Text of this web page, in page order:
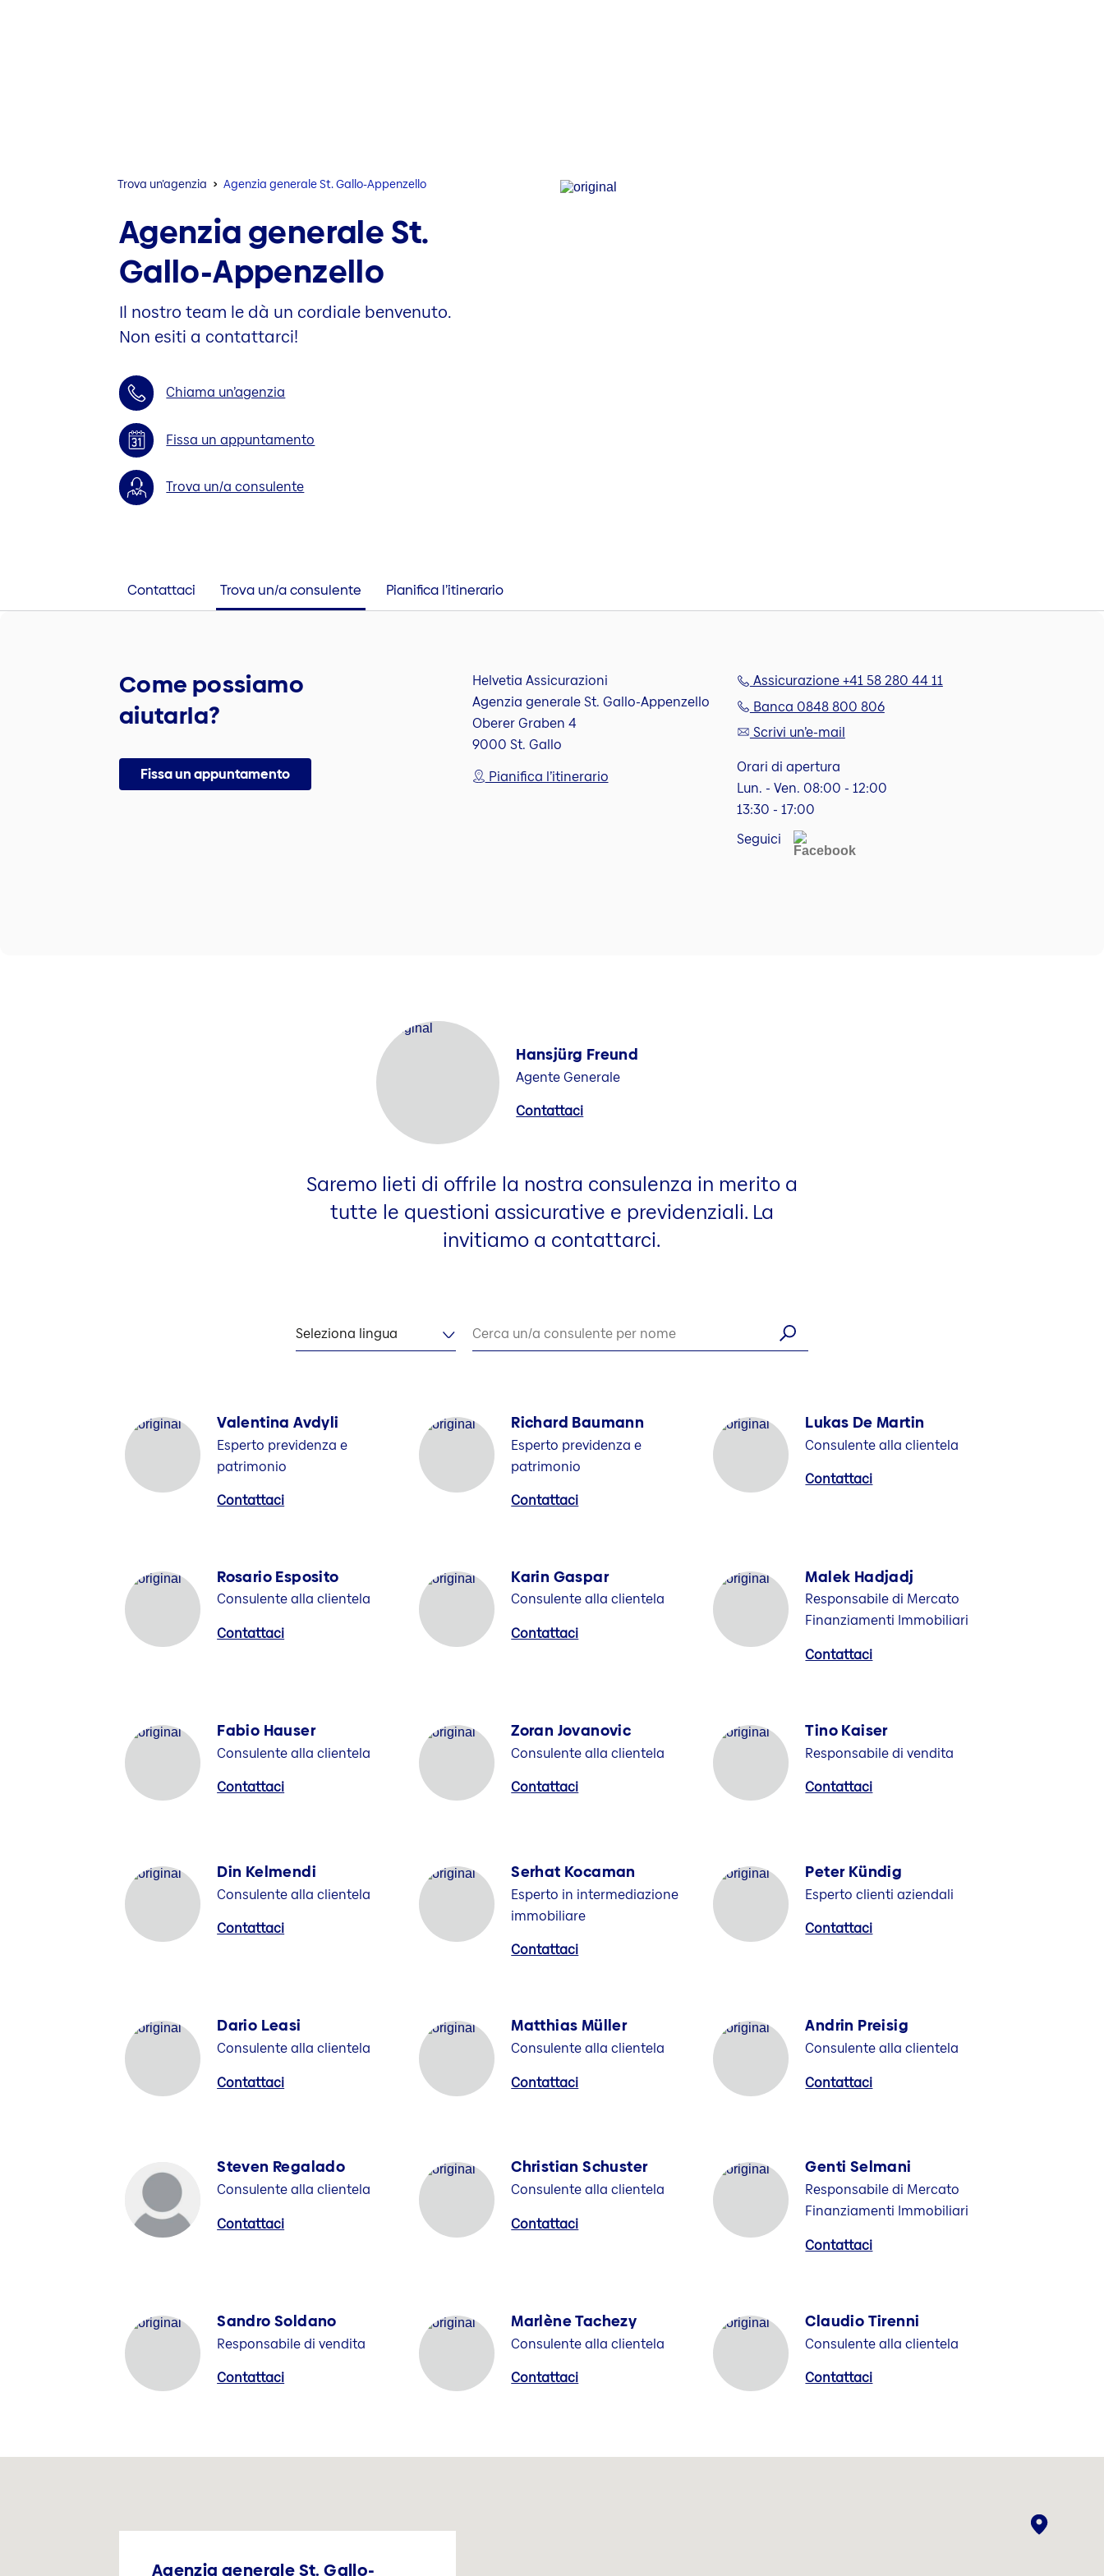
Trova un’agenzia Agenzia generale St. Gallo-Appenzello
Agenzia generale St.
Gallo-Appenzello
Il nostro team le dà un cordiale benvenuto.
Non esiti a contattarci!
Chiama un’agenzia
Fissa un appuntamento
Trova un/a consulente
Contattaci Trova un/a consulente Pianifica l’itinerario
Come possiamo
aiutarla?
Fissa un appuntamento
Helvetia Assicurazioni
Agenzia generale St. Gallo-Appenzello
Oberer Graben 4
9000 St. Gallo
Pianifica l’itinerario
Assicurazione +41 58 280 44 11
Banca 0848 800 806
Scrivi un’e-mail
Orari di apertura
Lun. - Ven. 08:00 - 12:00
13:30 - 17:00
Seguici
Hansjürg Freund
Agente Generale
Contattaci
Saremo lieti di offrile la nostra consulenza in merito a
tutte le questioni assicurative e previdenziali. La
invitiamo a contattarci.
Seleziona lingua Cerca un/a consulente per nome
Valentina Avdyli
Esperto previdenza e
patrimonio
Contattaci
Richard Baumann
Esperto previdenza e
patrimonio
Contattaci
Lukas De Martin
Consulente alla clientela
Contattaci
Rosario Esposito
Consulente alla clientela
Contattaci
Karin Gaspar
Consulente alla clientela
Contattaci
Malek Hadjadj
Responsabile di Mercato
Finanziamenti Immobiliari
Contattaci
Fabio Hauser
Consulente alla clientela
Contattaci
Zoran Jovanovic
Consulente alla clientela
Contattaci
Tino Kaiser
Responsabile di vendita
Contattaci
Din Kelmendi
Consulente alla clientela
Contattaci
Serhat Kocaman
Esperto in intermediazione
immobiliare
Contattaci
Peter Kündig
Esperto clienti aziendali
Contattaci
Dario Leasi
Consulente alla clientela
Contattaci
Matthias Müller
Consulente alla clientela
Contattaci
Andrin Preisig
Consulente alla clientela
Contattaci
Steven Regalado
Consulente alla clientela
Contattaci
Christian Schuster
Consulente alla clientela
Contattaci
Genti Selmani
Responsabile di Mercato
Finanziamenti Immobiliari
Contattaci
Sandro Soldano
Responsabile di vendita
Contattaci
Marlène Tachezy
Consulente alla clientela
Contattaci
Claudio Tirenni
Consulente alla clientela
Contattaci
Agenzia generale St. Gallo-